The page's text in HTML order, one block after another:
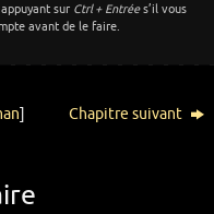
sur Ctrl + Entrées’il vous
avant de le faire.
] Chapitre suivant